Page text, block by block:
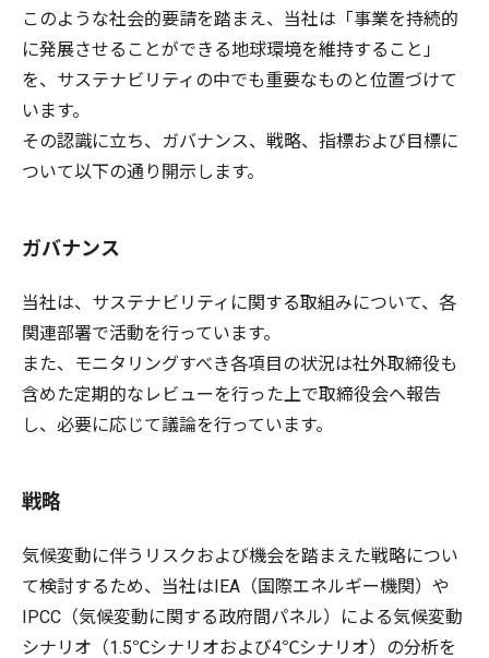
このような社会的要請を踏まえ、当社は「事業を持続的
に発展させることができる地球環境を維持すること」
を、サステナビリティの中でも重要なものと位置づけて
います。
その認識に立ち、ガバナンス、戦略、指標および目標に
ついて以下の通り開示します。
ガバナンス
当社は、サステナビリティに関する取組みについて、各
関連部署で活動を行っています。
また、モニタリングすべき各項目の状況は社外取締役も
含めた定期的なレビューを行った上で取締役会へ報告
し、必要に応じて議論を行っています。
戦略
気候変動に伴うリスクおよび機会を踏まえた戦略につい
て検討するため、当社はIEA（国際エネルギー機関）や
IPCC（気候変動に関する政府間パネル）による気候変動
シナリオ（1.5℃シナリオおよび4℃シナリオ）の分析を